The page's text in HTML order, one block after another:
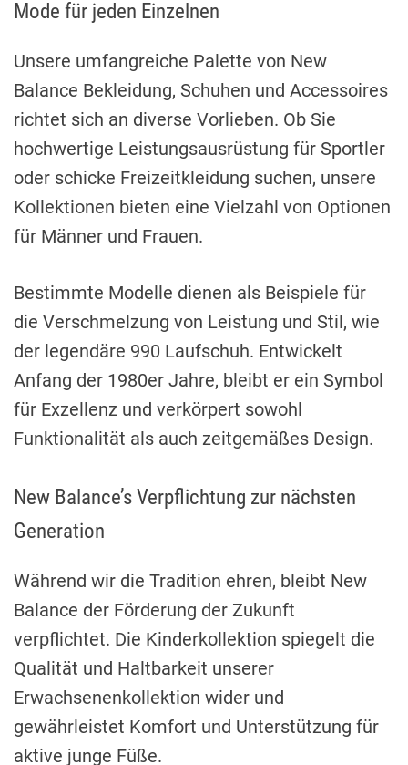
Mode für jeden Einzelnen
Unsere umfangreiche Palette von New
Balance Bekleidung, Schuhen und Accessoires
richtet sich an diverse Vorlieben. Ob Sie
hochwertige Leistungsausrüstung für Sportler
oder schicke Freizeitkleidung suchen, unsere
Kollektionen bieten eine Vielzahl von Optionen
für Männer und Frauen.
Bestimmte Modelle dienen als Beispiele für
die Verschmelzung von Leistung und Stil, wie
der legendäre 990 Laufschuh. Entwickelt
Anfang der 1980er Jahre, bleibt er ein Symbol
für Exzellenz und verkörpert sowohl
Funktionalität als auch zeitgemäßes Design.
New Balance’s Verpflichtung zur nächsten
Generation
Während wir die Tradition ehren, bleibt New
Balance der Förderung der Zukunft
verpflichtet. Die Kinderkollektion spiegelt die
Qualität und Haltbarkeit unserer
Erwachsenenkollektion wider und
gewährleistet Komfort und Unterstützung für
aktive junge Füße.